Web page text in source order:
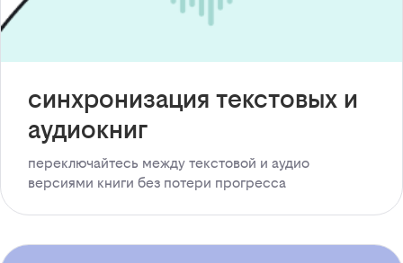
синхронизация текстовых и
аудиокниг
переключайтесь между текстовой и аудио
версиями книги без потери прогресса